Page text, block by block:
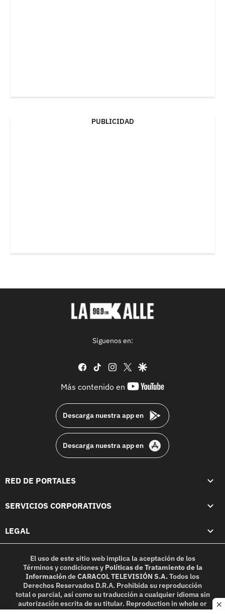
PUBLICIDAD
Síguenos en:
facebook
tiktok instagram
twittergoogle
Más contenido en
youtube-
Descarga nuestra app en
Descarga nuestra app en
RED DE PORTALES
SERVICIOS CORPORATIVOS
LEGAL
El uso de este sitio web implica la aceptación de los
Términos y condicionesy Políticas de Tratamiento de la
InformacióndeCARACOL TELEVISIÓN S.A.Todos los
Derechos Reservados D.R.A. Prohibida su reproducción
total o parcial, así como su traducción a cualquier idioma sin
autorización escrita de su titular. Reproduction in whole or